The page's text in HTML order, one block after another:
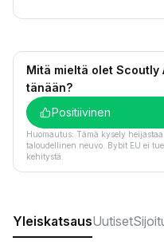
Mitä mieltä olet Scoutly
tänään?
Positiivinen
Huomautus: Tämä kysely
taloudellinen neuvo. Bybit EU ei
kehitystä.
YleiskatsausUutiset